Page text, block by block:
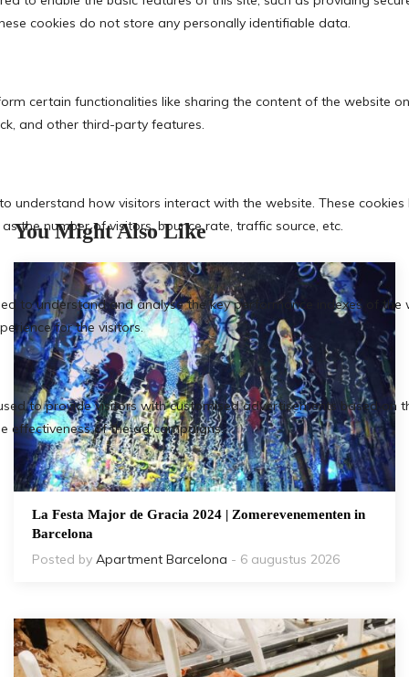
You Might Also Like
La Festa Major de Gracia 2024 | Zomerevenementen in
Barcelona
Posted by Apartment Barcelona - 6 augustus 2026